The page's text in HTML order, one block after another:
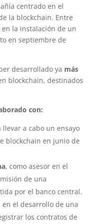
centrado en el
la blockchain. Entre
la instalación de un
en septiembre de
desarrollado ya más
blockchain, destinados
con:
llevar a cabo un ensayo
blockchain en junio de
, como asesor en el
de una
por el banco central.
en el desarrollo de una
los contratos de